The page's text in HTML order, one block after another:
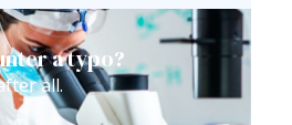
a typo?
all.